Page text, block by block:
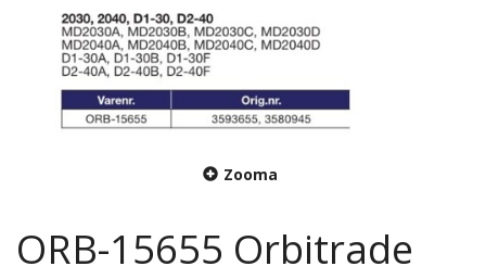
Zooma
ORB-15655 Orbitrade